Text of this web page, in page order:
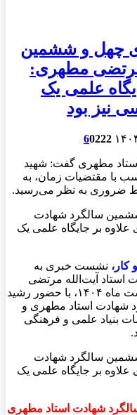
چهل و ششمین
مرتضی مطهری:
علمی یک
نیز بود
60222
مطهری گفت: شهید
با مقتضیات زمان، به
ضروری به نظر می‌رسید.
کار، نشست خبری به
آیت‌الله مرتضی
مطهری، صبح امروز دوشنبه ۸ اردیبهشت ماه ۱۴۰۴، با حضور رشید
شهادت استاد مطهری و
بنیاد علمی و فرهنگی
شهادت استاد مطهری